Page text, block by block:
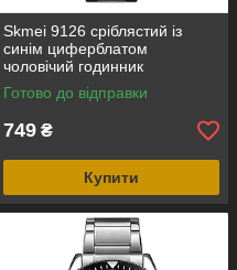
Skmei 9126 сріблястий із
синім циферблатом
чоловічий годинник
Готово до відправки
749 ₴
Купити